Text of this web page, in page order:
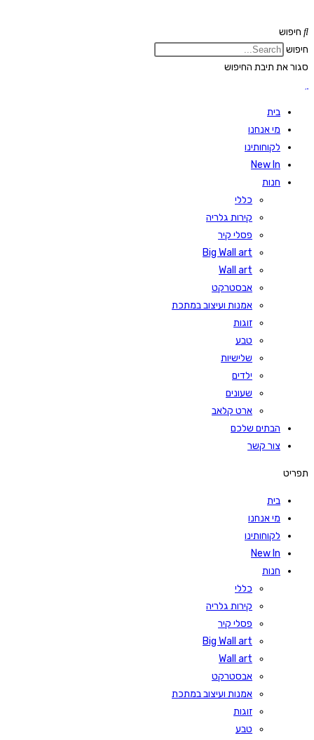
to
content
חיפוש
חיפוש
סגור את תיבת החיפוש
בית
מי אנחנו
לקוחותינו
New In
חנות
כללי
קירות גלריה
פסלי קיר
Big Wall art
Wall art
אבסטרקט
אמנות ועיצוב במתכת
זוגות
טבע
שלישיות
ילדים
שעונים
ארט קלאב
הבתים שלכם
צור קשר
תפריט
בית
מי אנחנו
לקוחותינו
New In
חנות
כללי
קירות גלריה
פסלי קיר
Big Wall art
Wall art
אבסטרקט
אמנות ועיצוב במתכת
זוגות
טבע